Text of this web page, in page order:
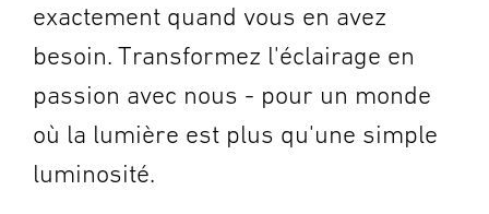
exactement quand vous en avez
besoin. Transformez l'éclairage en
passion avec nous - pour un monde
où la lumière est plus qu'une simple
luminosité.